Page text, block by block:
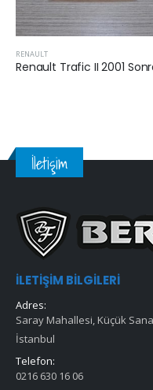
Renault Trafic II 2001 Sonrası 1.9 Dci Hava Filtresi
İletişim
İLETIŞIM BILGILERI
Adres:
Saray Mahallesi, Küçük
İstanbul
Telefon:
0216 630 16 06